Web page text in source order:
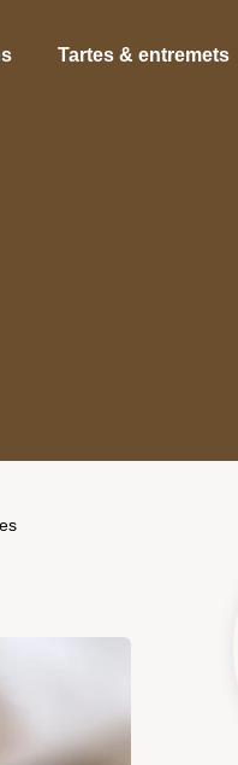
Tartes & entremets